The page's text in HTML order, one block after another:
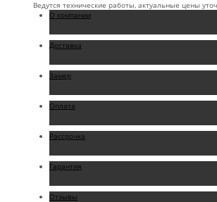
Ведутся технические работы, актуальные цены
О компании
Доставка
Замер
Оплата
Рассрочка
Гарантия
Отзывы